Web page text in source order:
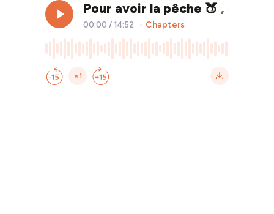
Pour avoir la pêche 🍑 ,
00:00 / 14:52 Chapters
×1